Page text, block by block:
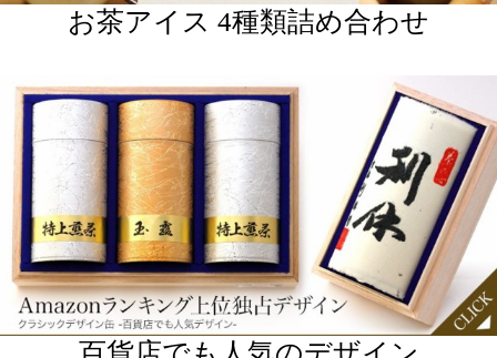
石臼挽き極濃宇治抹茶アイス
人気おすすめ商品